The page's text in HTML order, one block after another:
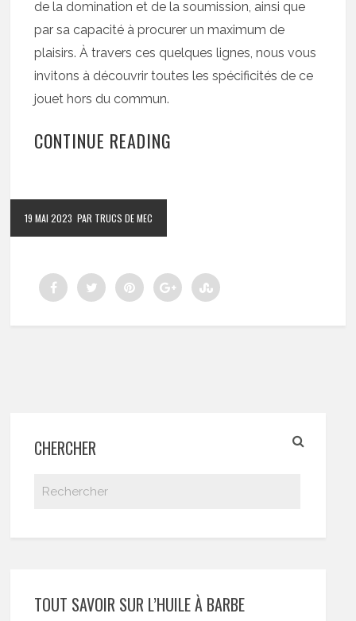
de la domination et de la soumission, ainsi que
par sa capacité à procurer un maximum de
plaisirs. À travers ces quelques lignes, nous vous
invitons à découvrir toutes les spécificités de ce
jouet hors du commun.
CONTINUE READING
19 MAI 2023 PAR TRUCS DE MEC
CHERCHER
TOUT SAVOIR SUR L’HUILE À BARBE